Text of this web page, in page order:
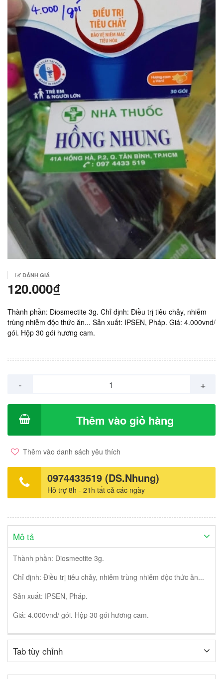
ĐÁNH GIÁ
120.000₫
Thành phần: Diosmectite 3g. Chỉ định: Điều trị tiêu chảy, nhiễm
trùng nhiễm độc thức ăn... Sản xuất: IPSEN, Pháp. Giá: 4.000vnd/
gói. Hộp 30 gói hương cam.
- +
Thêm vào giỏ hàng
Thêm vào danh sách yêu thích
0974433519 (DS.Nhung)
Hỗ trợ 8h - 21h tất cả các ngày
Mô tả
Thành phần: Diosmectite 3g.
Chỉ định: Điều trị tiêu chảy, nhiễm trùng nhiễm độc thức ăn...
Sản xuất: IPSEN, Pháp.
Giá: 4.000vnd/ gói. Hộp 30 gói hương cam.
Tab tùy chỉnh